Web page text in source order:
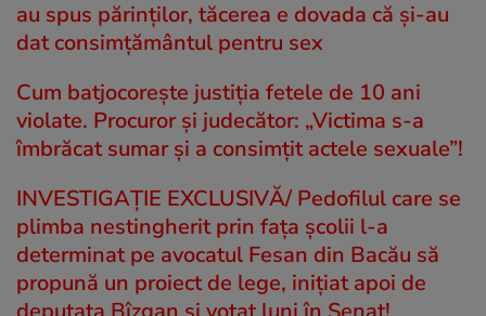
au spus părinților, tăcerea e dovada că și-au
dat consimțământul pentru sex
Cum batjocorește justiția fetele de 10 ani
violate. Procuror și judecător: „Victima s-a
îmbrăcat sumar și a consimțit actele sexuale”!
INVESTIGAȚIE EXCLUSIVĂ/ Pedofilul care se
plimba nestingherit prin fața școlii l-a
determinat pe avocatul Fesan din Bacău să
propună un proiect de lege, inițiat apoi de